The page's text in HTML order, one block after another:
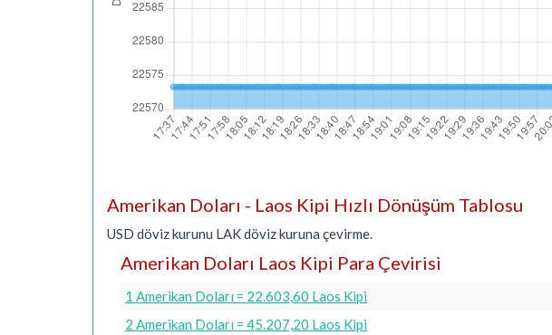
Amerikan Doları - Laos Kipi Hızlı Dönüşüm Tablosu
USD döviz kurunu LAK döviz kuruna çevirme.
Amerikan Doları Laos Kipi Para Çevirisi
1 Amerikan Doları = 22.603,60 Laos Kipi
2 Amerikan Doları = 45.207,20 Laos Kipi